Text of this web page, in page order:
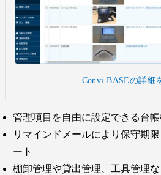
Convi.BASEの詳細
管理項目を自由に設定できる台
リマインドメールにより保守期
ート
棚卸管理や貸出管理、工具管理